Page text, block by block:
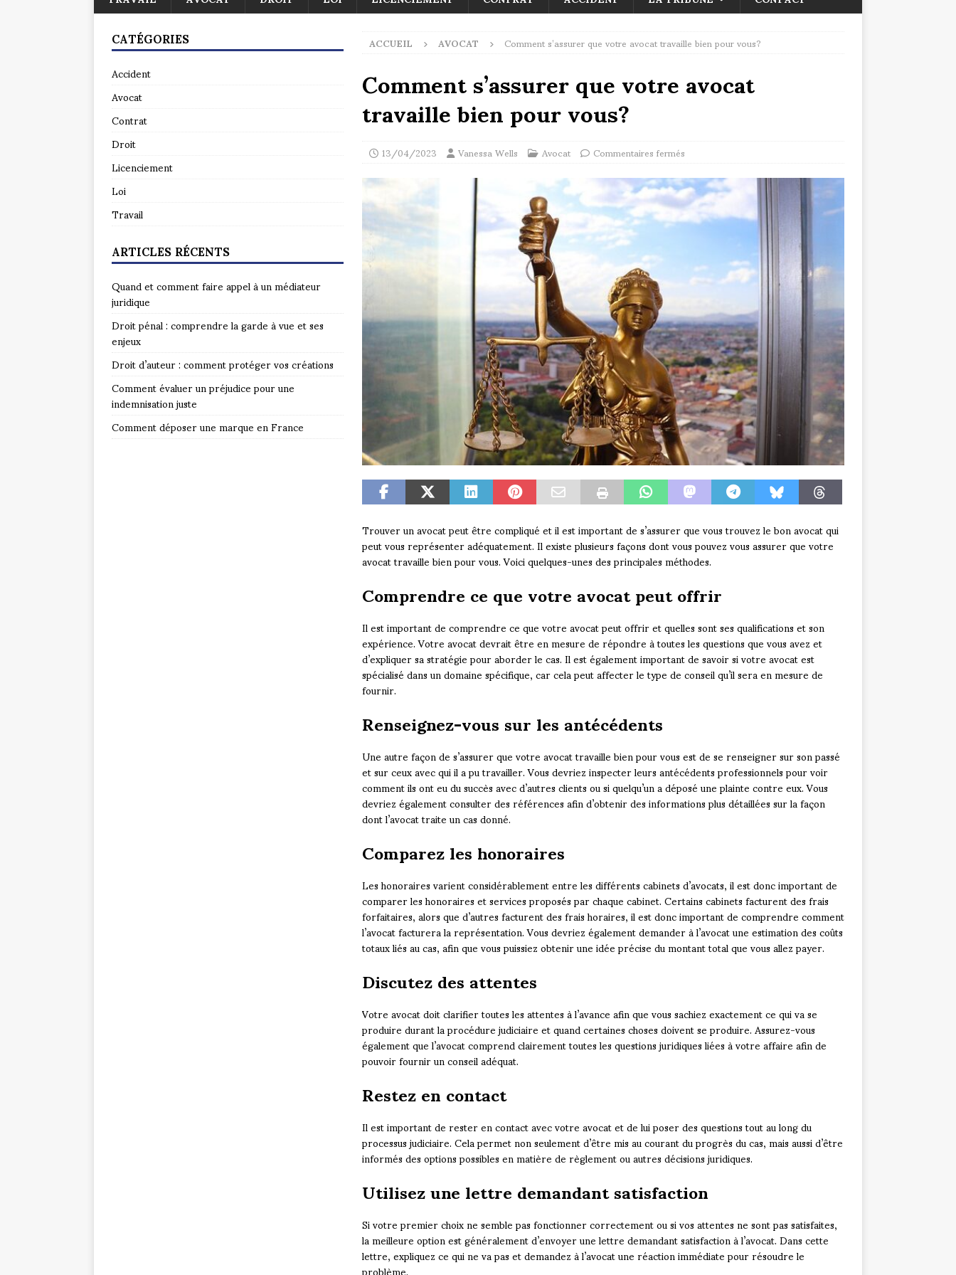
ACCUEIL AVOCAT Comment s’assurer que votre avocat travaille bien pour vous?
Comment s’assurer que votre avocat
travaille bien pour vous?
13/04/2023 Vanessa Wells Avocat Commentaires fermés
Trouver un avocat peut être compliqué et il est important de s’assurer que vous trouvez le bon avocat qui
peut vous représenter adéquatement. Il existe plusieurs façons dont vous pouvez vous assurer que votre
avocat travaille bien pour vous. Voici quelques-unes des principales méthodes.
Comprendre ce que votre avocat peut offrir
Il est important de comprendre ce que votre avocat peut offrir et quelles sont ses qualifications et son
expérience. Votre avocat devrait être en mesure de répondre à toutes les questions que vous avez et
d’expliquer sa stratégie pour aborder le cas. Il est également important de savoir si votre avocat est
spécialisé dans un domaine spécifique, car cela peut affecter le type de conseil qu’il sera en mesure de
fournir.
Renseignez-vous sur les antécédents
Une autre façon de s’assurer que votre avocat travaille bien pour vous est de se renseigner sur son passé
et sur ceux avec qui il a pu travailler. Vous devriez inspecter leurs antécédents professionnels pour voir
comment ils ont eu du succès avec d’autres clients ou si quelqu’un a déposé une plainte contre eux. Vous
devriez également consulter des références afin d’obtenir des informations plus détaillées sur la façon
dont l’avocat traite un cas donné.
Comparez les honoraires
Les honoraires varient considérablement entre les différents cabinets d’avocats, il est donc important de
comparer les honoraires et services proposés par chaque cabinet. Certains cabinets facturent des frais
forfaitaires, alors que d’autres facturent des frais horaires, il est donc important de comprendre comment
l’avocat facturera la représentation. Vous devriez également demander à l’avocat une estimation des coûts
totaux liés au cas, afin que vous puissiez obtenir une idée précise du montant total que vous allez payer.
Discutez des attentes
Votre avocat doit clarifier toutes les attentes à l’avance afin que vous sachiez exactement ce qui va se
produire durant la procédure judiciaire et quand certaines choses doivent se produire. Assurez-vous
également que l’avocat comprend clairement toutes les questions juridiques liées à votre affaire afin de
pouvoir fournir un conseil adéquat.
Restez en contact
Il est important de rester en contact avec votre avocat et de lui poser des questions tout au long du
processus judiciaire. Cela permet non seulement d’être mis au courant du progrès du cas, mais aussi d’être
informés des options possibles en matière de règlement ou autres décisions juridiques.
Utilisez une lettre demandant satisfaction
Si votre premier choix ne semble pas fonctionner correctement ou si vos attentes ne sont pas satisfaites,
la meilleure option est généralement d’envoyer une lettre demandant satisfaction à l’avocat. Dans cette
lettre, expliquez ce qui ne va pas et demandez à l’avocat une réaction immédiate pour résoudre le
CATÉGORIES
Accident
Avocat
Contrat
Droit
Licenciement
Loi
Travail
ARTICLES RÉCENTS
Quand et comment faire appel à un médiateur
juridique
Droit pénal : comprendre la garde à vue et ses
enjeux
Droit d’auteur : comment protéger vos créations
Comment évaluer un préjudice pour une
indemnisation juste
Comment déposer une marque en France